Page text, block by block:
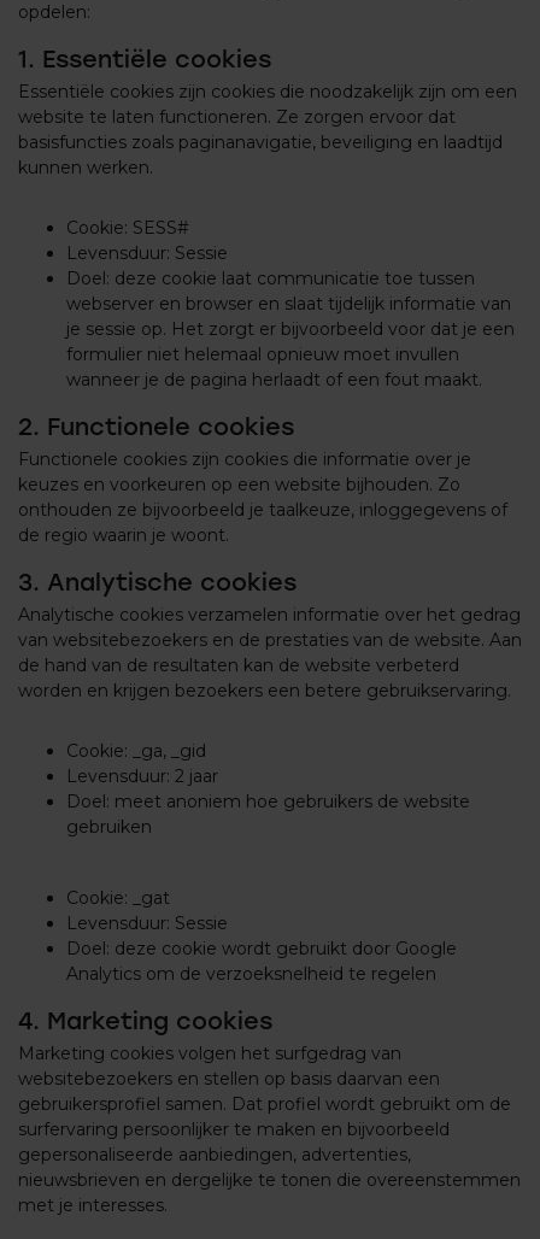
opdelen:
1. Essentiële cookies
Essentiële cookies zijn cookies die noodzakelijk zijn om een
website te laten functioneren. Ze zorgen ervoor dat
basisfuncties zoals paginanavigatie, beveiliging en laadtijd
kunnen werken.
Cookie: SESS#
Levensduur: Sessie
Doel: deze cookie laat communicatie toe tussen
webserver en browser en slaat tijdelijk informatie van
je sessie op. Het zorgt er bijvoorbeeld voor dat je een
formulier niet helemaal opnieuw moet invullen
wanneer je de pagina herlaadt of een fout maakt.
2. Functionele cookies
Functionele cookies zijn cookies die informatie over je
keuzes en voorkeuren op een website bijhouden. Zo
onthouden ze bijvoorbeeld je taalkeuze, inloggegevens of
de regio waarin je woont.
3. Analytische cookies
Analytische cookies verzamelen informatie over het gedrag
van websitebezoekers en de prestaties van de website. Aan
de hand van de resultaten kan de website verbeterd
worden en krijgen bezoekers een betere gebruikservaring.
Cookie: _ga, _gid
Levensduur: 2 jaar
Doel: meet anoniem hoe gebruikers de website
gebruiken
Cookie: _gat
Levensduur: Sessie
Doel: deze cookie wordt gebruikt door Google
Analytics om de verzoeksnelheid te regelen
4. Marketing cookies
Marketing cookies volgen het surfgedrag van
websitebezoekers en stellen op basis daarvan een
gebruikersprofiel samen. Dat profiel wordt gebruikt om de
surfervaring persoonlijker te maken en bijvoorbeeld
gepersonaliseerde aanbiedingen, advertenties,
nieuwsbrieven en dergelijke te tonen die overeenstemmen
met je interesses.